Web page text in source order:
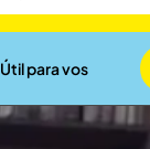
Útil para vos